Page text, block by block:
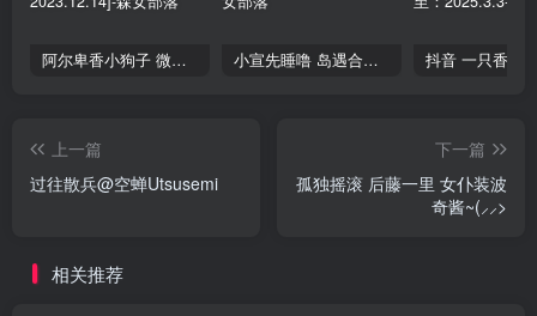
阿尔卑香小狗子 微密圈合集[40套][持续更新2023.12.14] 小宣先睡噜 岛遇合集[持续更新2025.08.27]
上一篇
过往散兵@空蝉Utsusemi
下一篇
孤独摇滚 后藤一里 女仆装波
奇酱~(⸝⸝>
相关推荐